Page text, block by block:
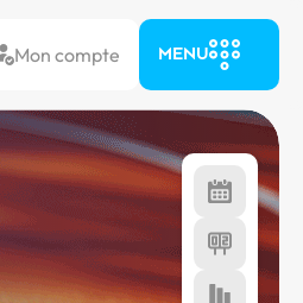
Mon compte MENU